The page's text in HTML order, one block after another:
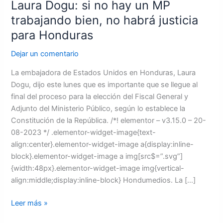
Laura Dogu: si no hay un MP
trabajando bien, no habrá justicia
para Honduras
Dejar un comentario
La embajadora de Estados Unidos en Honduras, Laura
Dogu, dijo este lunes que es importante que se llegue al
final del proceso para la elección del Fiscal General y
Adjunto del Ministerio Público, según lo establece la
Constitución de la República. /*! elementor – v3.15.0 – 20-
08-2023 */ .elementor-widget-image{text-
align:center}.elementor-widget-image a{display:inline-
block}.elementor-widget-image a img[src$=”.svg”]
{width:48px}.elementor-widget-image img{vertical-
align:middle;display:inline-block} Hondumedios. La […]
justicia
para
Honduras
Leer más »